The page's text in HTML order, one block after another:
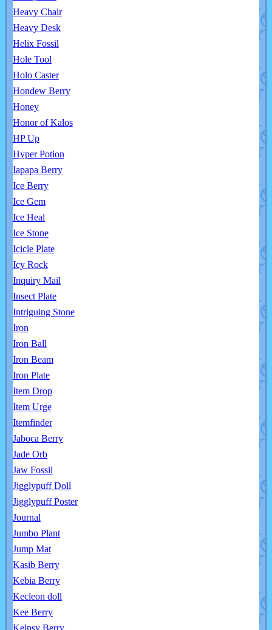
Heavy Chair
Heavy Desk
Helix Fossil
Hole Tool
Holo Caster
Hondew Berry
Honey
Honor of Kalos
HP Up
Hyper Potion
Iapapa Berry
Ice Berry
Ice Gem
Ice Heal
Ice Stone
Icicle Plate
Icy Rock
Inquiry Mail
Insect Plate
Intriguing Stone
Iron
Iron Ball
Iron Beam
Iron Plate
Item Drop
Item Urge
Itemfinder
Jaboca Berry
Jade Orb
Jaw Fossil
Jigglypuff Doll
Jigglypuff Poster
Journal
Jumbo Plant
Jump Mat
Kasib Berry
Kebia Berry
Kecleon doll
Kee Berry
Kelpsy Berry